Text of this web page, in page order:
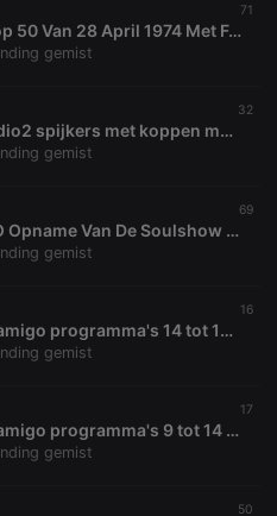
71
Radio Mi Amigo Top 50 Van 28 April 1974 Met Ferry Eden
gemist
32
01052021 NPO Radio2 spijkers met koppen met oa. de 75e verjaardag van paul haanen 12 tot 14 uur
gemist
69
SOULSHOW RADIO Opname Van De Soulshow Uitgezonden Op - 86-05-08
gemist
16
30042021 div. mi amigo programma's 14 tot 19 uur
gemist
17
30042021 div. mi amigo programma's 9 tot 14 uur
gemist
50
Functionality
allow core website
login and account
cannot be used properly
cookies.
Description
.hearthis.at
.hearthis.at
User Login
Session
user id who